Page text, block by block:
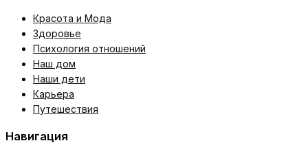
Красота и Мода
Здоровье
Психология отношений
Наш дом
Наши дети
Карьера
Путешествия
Навигация